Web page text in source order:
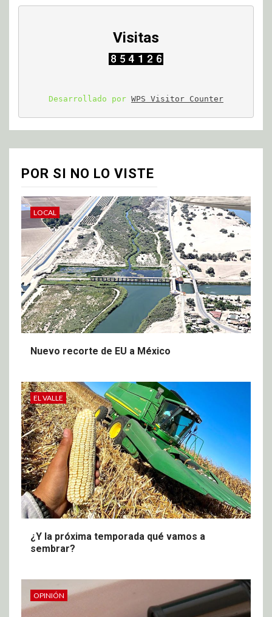
Visitas
Desarrollado por WPS Visitor Counter
POR SI NO LO VISTE
LOCAL
Nuevo recorte de EU a México
EL VALLE
¿Y la próxima temporada qué vamos a
sembrar?
OPINIÓN